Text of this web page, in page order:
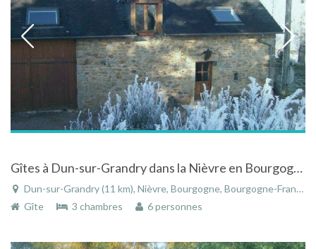
Gîtes à Dun-sur-Grandry dans la Nièvre en Bourgogne au bord du Canal du Nivernais dans PARC NATUREL
Dun-sur-Grandry (11 km), Nièvre, Bourgogne, Bourgogne-Franche-Comté, France
Gîte
3 chambres 6 personnes